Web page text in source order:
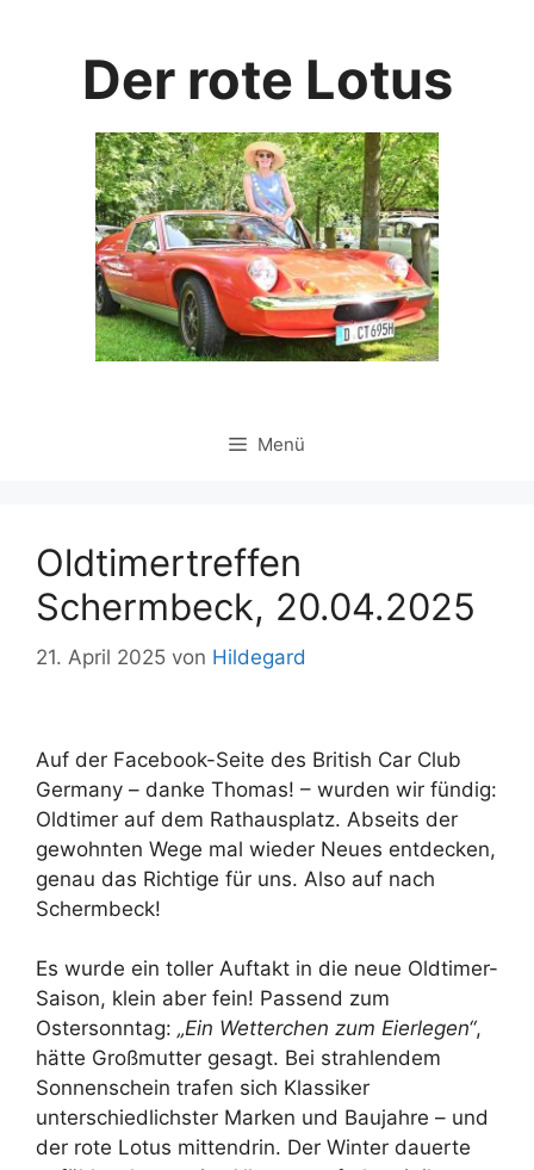
Der rote Lotus
Menü
Oldtimertreffen
Schermbeck, 20.04.2025
21. April 2025 von Hildegard
Auf der Facebook-Seite des British Car Club
Germany – danke Thomas! – wurden wir fündig:
Oldtimer auf dem Rathausplatz. Abseits der
gewohnten Wege mal wieder Neues entdecken,
genau das Richtige für uns. Also auf nach
Schermbeck!
Es wurde ein toller Auftakt in die neue Oldtimer-
Saison, klein aber fein! Passend zum
Ostersonntag: „Ein Wetterchen zum Eierlegen“,
hätte Großmutter gesagt. Bei strahlendem
Sonnenschein trafen sich Klassiker
unterschiedlichster Marken und Baujahre – und
der rote Lotus mittendrin. Der Winter dauerte